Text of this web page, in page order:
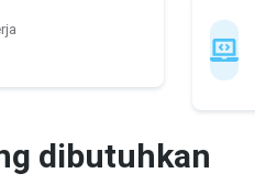
dibutuhkan